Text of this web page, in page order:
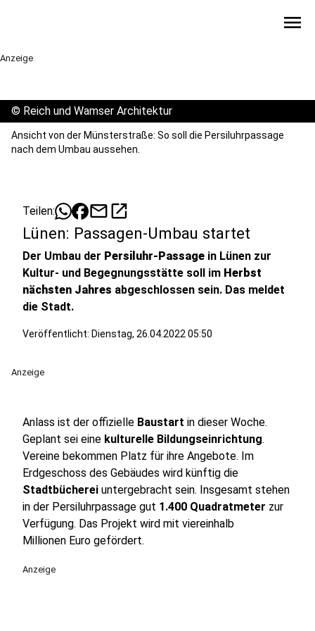
menu
Anzeige
© Reich und Wamser Architektur
Ansicht von der Münsterstraße: So soll die Persiluhrpassage
nach dem Umbau aussehen.
Teilen: mailopen_in_new
Lünen: Passagen-Umbau startet
Der Umbau der Persiluhr-Passage in Lünen zur
Kultur- und Begegnungsstätte soll im Herbst
nächsten Jahres abgeschlossen sein. Das meldet
die Stadt.
Veröffentlicht: Dienstag, 26.04.2022 05:50
Anzeige
Anlass ist der offizielle Baustart in dieser Woche.
Geplant sei eine kulturelle Bildungseinrichtung.
Vereine bekommen Platz für ihre Angebote. Im
Erdgeschoss des Gebäudes wird künftig die
Stadtbücherei untergebracht sein. Insgesamt stehen
in der Persiluhrpassage gut 1.400 Quadratmeter zur
Verfügung. Das Projekt wird mit viereinhalb
Millionen Euro gefördert.
Anzeige